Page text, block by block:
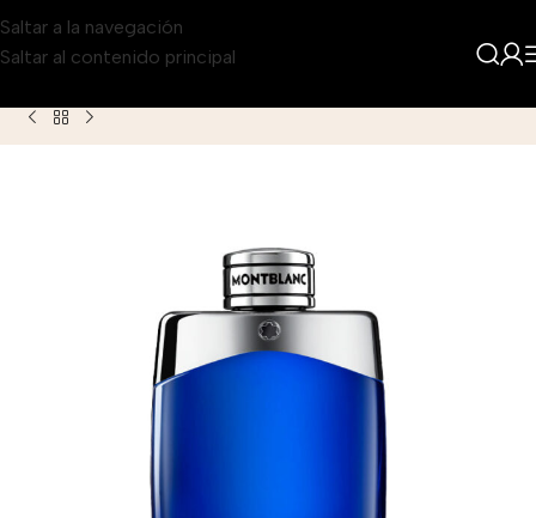
Saltar a la navegación
Saltar al contenido principal